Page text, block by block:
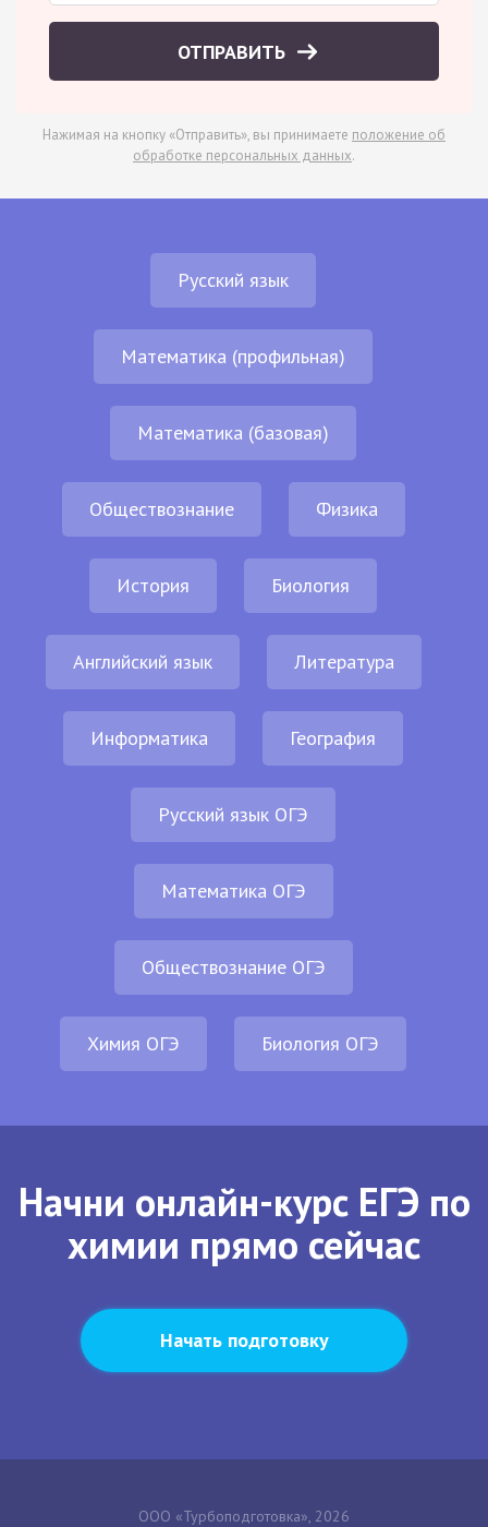
ОТПРАВИТЬ
Нажимая на кнопку «Отправить», вы принимаете положение об
обработке персональных данных.
Русский язык
Математика (профильная)
Математика (базовая)
Обществознание Физика
История Биология
Английский язык Литература
Информатика География
Русский язык ОГЭ
Математика ОГЭ
Обществознание ОГЭ
Химия ОГЭ Биология ОГЭ
Начни онлайн-курс ЕГЭ по
химии прямо сейчас
Начать подготовку
ООО «Турбоподготовка», 2026